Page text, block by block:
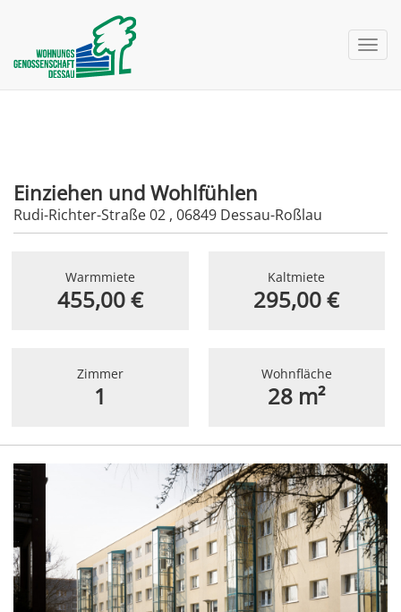
nav
Einziehen und Wohlfühlen
Rudi-Richter-Straße 02 , 06849 Dessau-Roßlau
Warmmiete
455,00 €
Kaltmiete
295,00 €
Zimmer
1
Wohnfläche
28 m²